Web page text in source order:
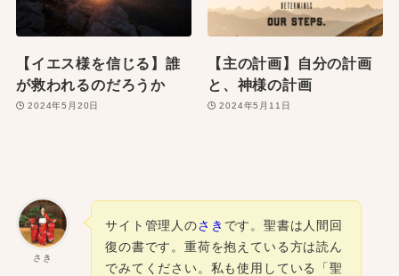
【イエス様を信じる】誰
が救われるのだろうか
2024年5月20日
【主の計画】自分の計画
と、神様の計画
2024年5月11日
さき
サイト管理人のさき です。聖書は人間回
復の書です。重荷を抱えている方は読ん
でみてください。私も使用している「聖